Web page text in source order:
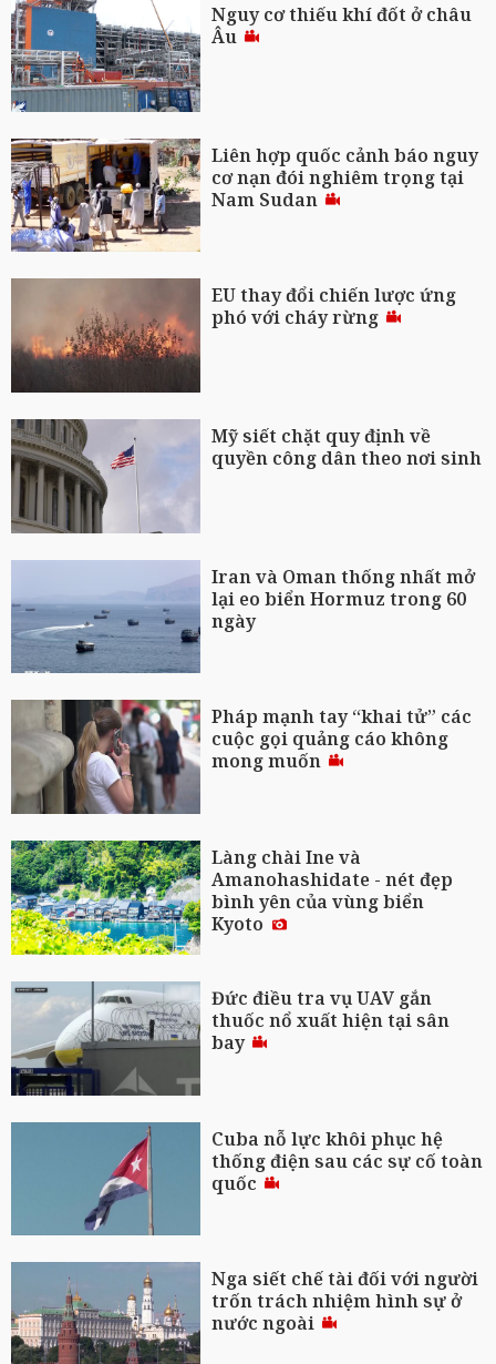
Nguy cơ thiếu khí đốt ở châu
Âu
Liên hợp quốc cảnh báo nguy
cơ nạn đói nghiêm trọng tại
Nam Sudan
EU thay đổi chiến lược ứng
phó với cháy rừng
Mỹ siết chặt quy định về
quyền công dân theo nơi sinh
Iran và Oman thống nhất mở
lại eo biển Hormuz trong 60
ngày
Pháp mạnh tay “khai tử” các
cuộc gọi quảng cáo không
mong muốn
Làng chài Ine và
Amanohashidate - nét đẹp
bình yên của vùng biển
Kyoto
Đức điều tra vụ UAV gắn
thuốc nổ xuất hiện tại sân
bay
Cuba nỗ lực khôi phục hệ
thống điện sau các sự cố toàn
quốc
Nga siết chế tài đối với người
trốn trách nhiệm hình sự ở
nước ngoài